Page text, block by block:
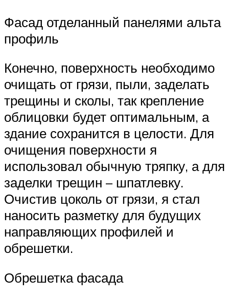
Фасад отделанный панелями альта
профиль
Конечно, поверхность необходимо
очищать от грязи, пыли, заделать
трещины и сколы, так крепление
облицовки будет оптимальным, а
здание сохранится в целости. Для
очищения поверхности я
использовал обычную тряпку, а для
заделки трещин – шпатлевку.
Очистив цоколь от грязи, я стал
наносить разметку для будущих
направляющих профилей и
обрешетки.
Обрешетка фасада